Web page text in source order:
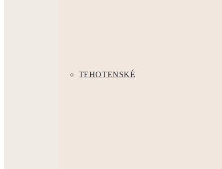
TEHOTENSKÉ